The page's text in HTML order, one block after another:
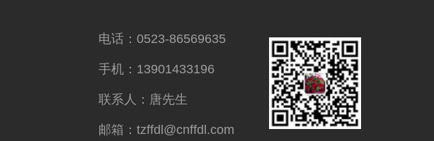
电话：0523-86569635
手机：13901433196
联系人：唐先生
邮箱：tzffdl@cnffdl.com